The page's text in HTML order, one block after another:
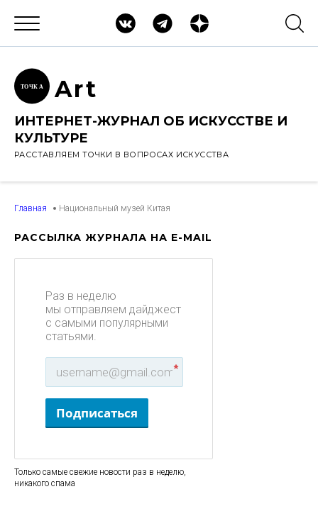
ТОЧК А Art
ИНТЕРНЕТ-ЖУРНАЛ ОБ ИСКУССТВЕ И
КУЛЬТУРЕ
РАССТАВЛЯЕМ ТОЧКИ В ВОПРОСАХ ИСКУССТВА
Главная Национальный музей Китая
РАССЫЛКА ЖУРНАЛА НА E-MAIL
Раз в неделю
мы отправляем дайджест
с самыми популярными
статьями.
*
Подписаться
Только самые свежие новости раз в неделю,
никакого спама